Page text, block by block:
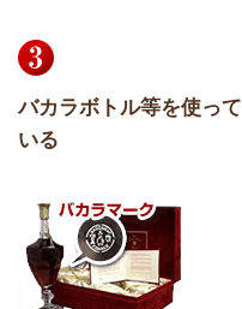
バカラボトル等を使って
いる